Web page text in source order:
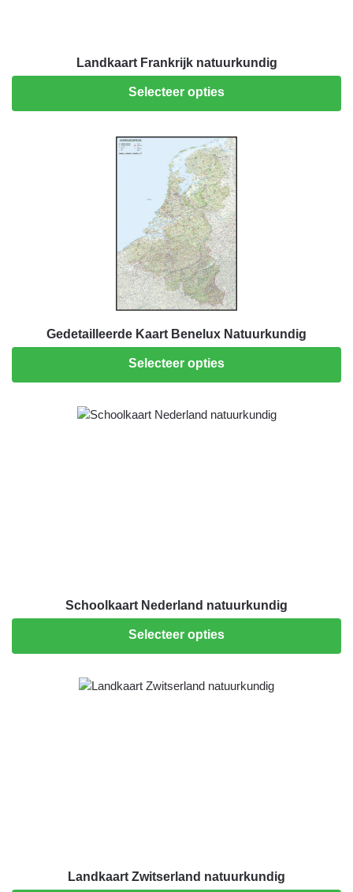
Landkaart Frankrijk natuurkundig
Selecteer opties
Gedetailleerde Kaart Benelux Natuurkundig
Selecteer opties
Schoolkaart Nederland natuurkundig
Selecteer opties
Landkaart Zwitserland natuurkundig